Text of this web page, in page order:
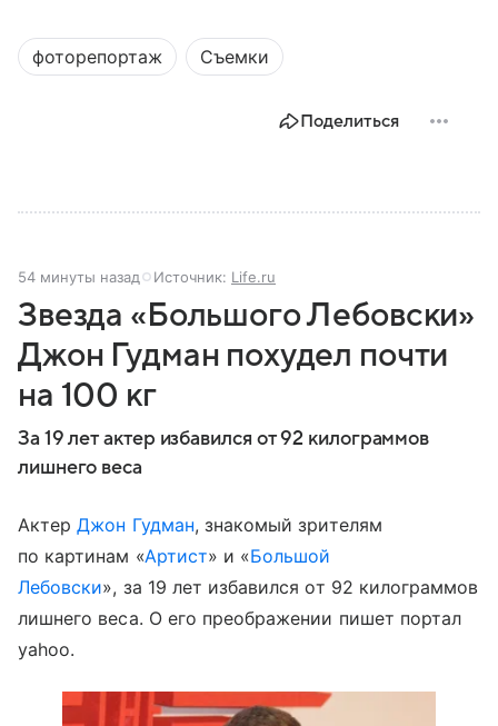
фоторепортаж Съемки
Поделиться
54 минуты назад Источник: Life.ru
Звезда «Большого Лебовски»
Джон Гудман похудел почти
на 100 кг
За 19 лет актер избавился от 92 килограммов
лишнего веса
АктерДжон Гудман, знакомый зрителям
по картинам «Артист» и «Большой
Лебовски», за 19 лет избавился от 92 килограммов
лишнего веса. О его преображении пишет портал
yahoo.